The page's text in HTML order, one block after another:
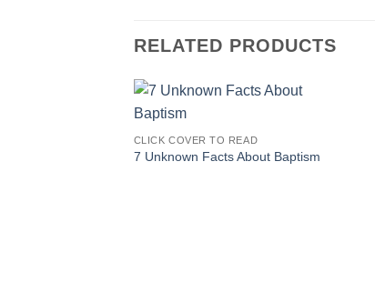
RELATED PRODUCTS
CLICK COVER TO READ
7 Unknown Facts About Baptism